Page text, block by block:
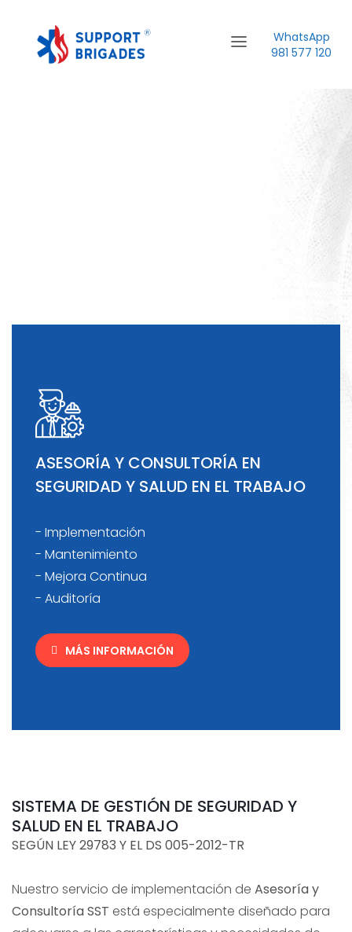
WhatsApp
981 577 120
ASESORÍA Y CONSULTORÍA EN
SEGURIDAD Y SALUD EN EL TRABAJO
- Implementación
- Mantenimiento
- Mejora Continua
- Auditoría
MÁS INFORMACIÓN
SISTEMA DE GESTIÓN DE SEGURIDAD Y
SALUD EN EL TRABAJO
SEGÚN LEY 29783 Y EL DS 005-2012-TR
Nuestro servicio de implementación de Asesoría y
Consultoría SST está especialmente diseñado para